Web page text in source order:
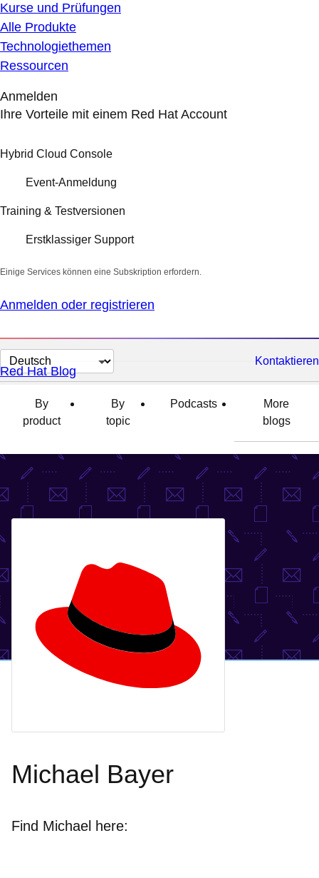
Kurse und Prüfungen
Alle Produkte
Technologiethemen
Ressourcen
Anmelden
Ihre Vorteile mit einem Red Hat Account
Hybrid Cloud Console
Event-Anmeldung
Training & Testversionen
Erstklassiger Support
Einige Services können eine Subskription erfordern.
Anmelden oder registrieren
Sprache
auswählen
Kontaktieren
Red Hat Blog
By
product
By
topic
Podcasts
More
blogs
Michael Bayer
Find Michael here: